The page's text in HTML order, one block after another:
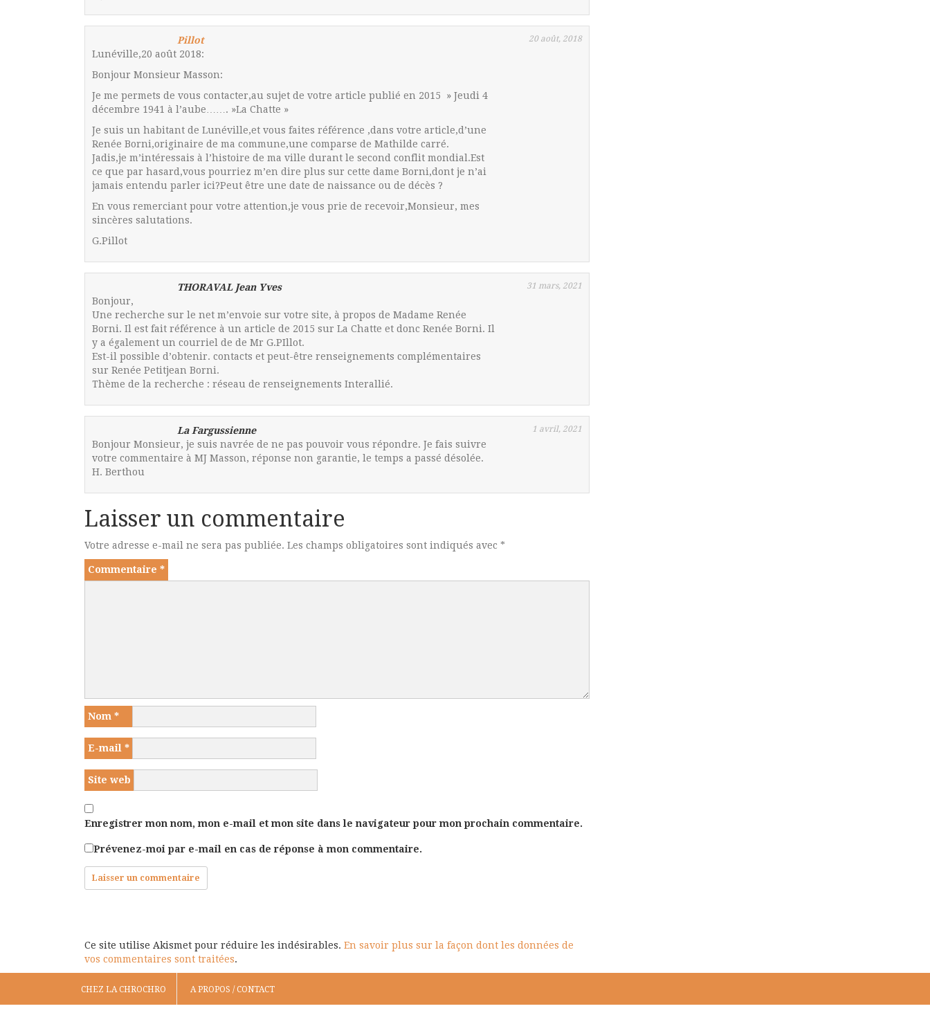
Pillot 20 août, 2018
Lunéville,20 août 2018:
Bonjour Monsieur Masson:
Je me permets de vous contacter,au sujet de votre article publié en 2015 » Jeudi 4
décembre 1941 à l’aube……. »La Chatte »
Je suis un habitant de Lunéville,et vous faites référence ,dans votre article,d’une
Renée Borni,originaire de ma commune,une comparse de Mathilde carré.
Jadis,je m’intéressais à l’histoire de ma ville durant le second conflit mondial.Est
ce que par hasard,vous pourriez m’en dire plus sur cette dame Borni,dont je n’ai
jamais entendu parler ici?Peut être une date de naissance ou de décès ?
En vous remerciant pour votre attention,je vous prie de recevoir,Monsieur, mes
sincères salutations.
G.Pillot
THORAVAL Jean Yves 31 mars, 2021
Bonjour,
Une recherche sur le net m’envoie sur votre site, à propos de Madame Renée
Borni. Il est fait référence à un article de 2015 sur La Chatte et donc Renée Borni. Il
y a également un courriel de de Mr G.PIllot.
Est-il possible d’obtenir. contacts et peut-être renseignements complémentaires
sur Renée Petitjean Borni.
Thème de la recherche : réseau de renseignements Interallié.
La Fargussienne 1 avril, 2021
Bonjour Monsieur, je suis navrée de ne pas pouvoir vous répondre. Je fais suivre
votre commentaire à MJ Masson, réponse non garantie, le temps a passé désolée.
H. Berthou
Laisser un commentaire
Votre adresse e-mail ne sera pas publiée. Les champs obligatoires sont indiqués avec *
Commentaire *
Nom *
E-mail *
Site web
Enregistrer mon nom, mon e-mail et mon site dans le navigateur pour mon prochain commentaire.
Prévenez-moi par e-mail en cas de réponse à mon commentaire.
Ce site utilise Akismet pour réduire les indésirables. En savoir plus sur la façon dont les données de
vos commentaires sont traitées.
CHEZ LA CHROCHRO A PROPOS / CONTACT